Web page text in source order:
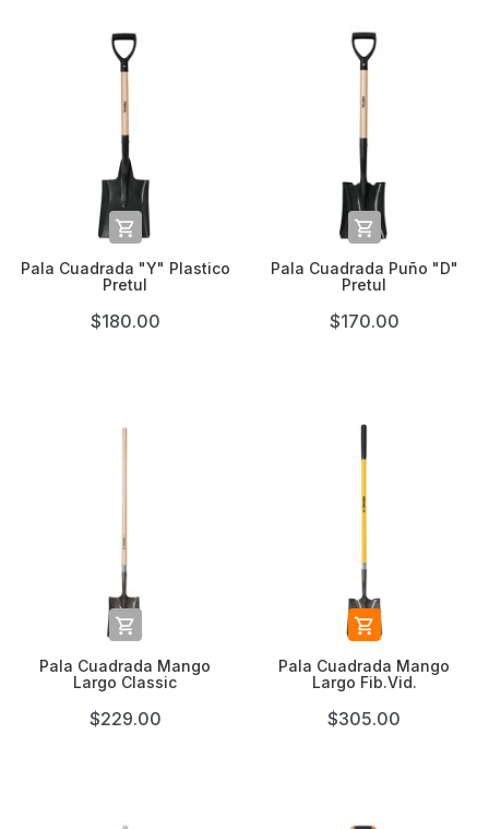

Pala Cuadrada "Y" Plastico
Pretul
$180.00

Pala Cuadrada Puño "D"
Pretul
$170.00

Pala Cuadrada Mango
Largo Classic
$229.00

Pala Cuadrada Mango
Largo Fib.Vid.
$305.00